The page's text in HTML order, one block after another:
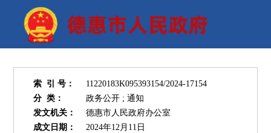
党政信息 政务
政务服务 互动
索 引 号：
11220183K095393154/2024-17154
分 类：
政务公开 ; 通知
发文机关：
德惠市人民政府办公室
成文日期：
2024年12月11日